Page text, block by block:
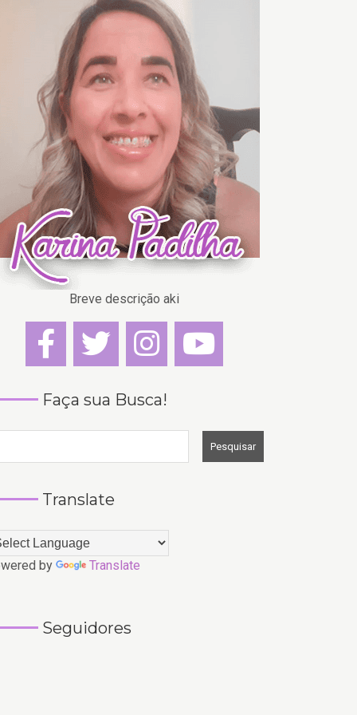
Breve descrição aki
Faça sua Busca!
Translate
by Translate
Seguidores